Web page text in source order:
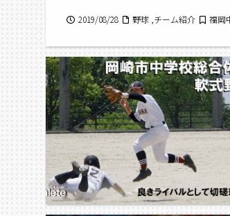
2019/08/28 野球 ,チーム紹介 福岡